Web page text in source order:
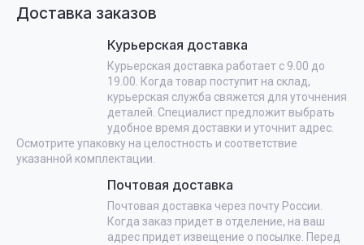
Доставка заказов
Курьерская доставка
Курьерская доставка работает с 9.00 до
19.00. Когда товар поступит на склад,
курьерская служба свяжется для уточнения
деталей. Специалист предложит выбрать
удобное время доставки и уточнит адрес.
Осмотрите упаковку на целостность и соответствие
указанной комплектации.
Почтовая доставка
Почтовая доставка через почту России.
Когда заказ придет в отделение, на ваш
адрес придет извещение о посылке. Перед